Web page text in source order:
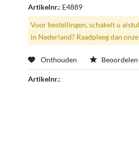
Artikelnr.: E4889
Voor bestellingen, schakelt u
in Nederland? Raadpleeg dan
Onthouden Beoordelen
Artikelnr.: